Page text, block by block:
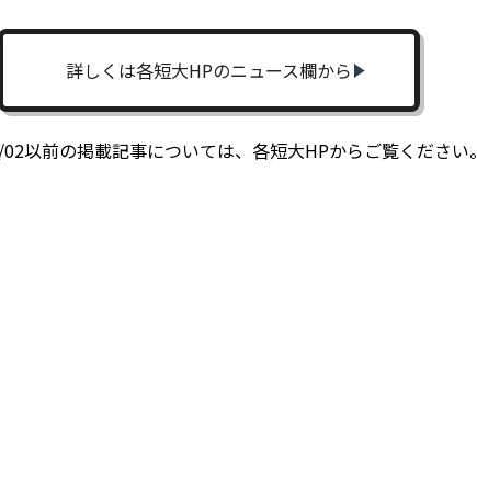
詳しくは各短大HPのニュース欄から
以前の掲載記事については、各短大HPからご覧ください。